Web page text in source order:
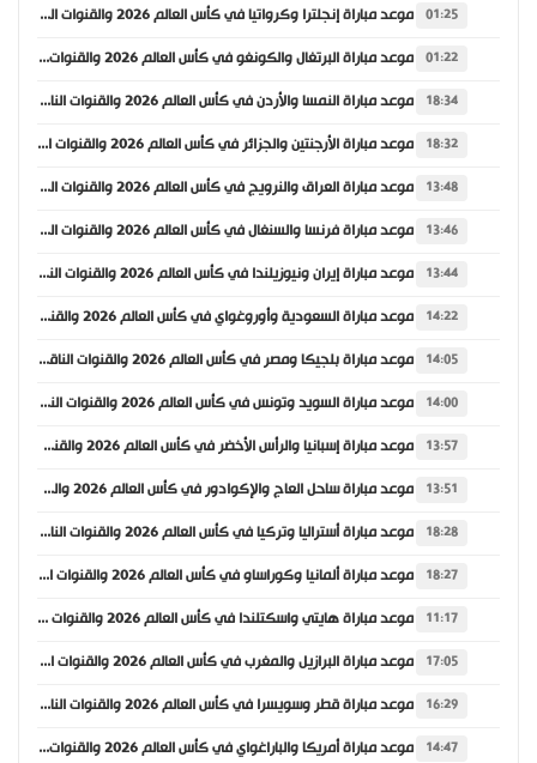
01:25 موعد مباراة إنجلترا وكرواتيا في كأس العالم 2026 والقنوات الناقلة
01:22 موعد مباراة البرتغال والكونغو في كأس العالم 2026 والقنوات الناقلة
18:34 موعد مباراة النمسا والأردن في كأس العالم 2026 والقنوات الناقلة
18:32 موعد مباراة الأرجنتين والجزائر في كأس العالم 2026 والقنوات الناقلة
13:48 موعد مباراة العراق والنرويج في كأس العالم 2026 والقنوات الناقلة
13:46 موعد مباراة فرنسا والسنغال في كأس العالم 2026 والقنوات الناقلة
13:44 موعد مباراة إيران ونيوزيلندا في كأس العالم 2026 والقنوات الناقلة
14:22 موعد مباراة السعودية وأوروغواي في كأس العالم 2026 والقنوات الناقلة
14:05 موعد مباراة بلجيكا ومصر في كأس العالم 2026 والقنوات الناقلة
14:00 موعد مباراة السويد وتونس في كأس العالم 2026 والقنوات الناقلة
13:57 موعد مباراة إسبانيا والرأس الأخضر في كأس العالم 2026 والقنوات الناقلة
13:51 موعد مباراة ساحل العاج والإكوادور في كأس العالم 2026 والقنوات الناقلة
18:28 موعد مباراة أستراليا وتركيا في كأس العالم 2026 والقنوات الناقلة
18:27 موعد مباراة ألمانيا وكوراساو في كأس العالم 2026 والقنوات الناقلة
11:17 موعد مباراة هايتي واسكتلندا في كأس العالم 2026 والقنوات الناقلة
17:05 موعد مباراة البرازيل والمغرب في كأس العالم 2026 والقنوات الناقلة
16:29 موعد مباراة قطر وسويسرا في كأس العالم 2026 والقنوات الناقلة
14:47 موعد مباراة أمريكا والباراغواي في كأس العالم 2026 والقنوات الناقلة